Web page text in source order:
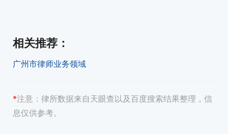
相关推荐 ：
广州市律师业务领域
*注意： 律所数据来自天眼查以及百度搜索结果整理，信
息仅供参考。